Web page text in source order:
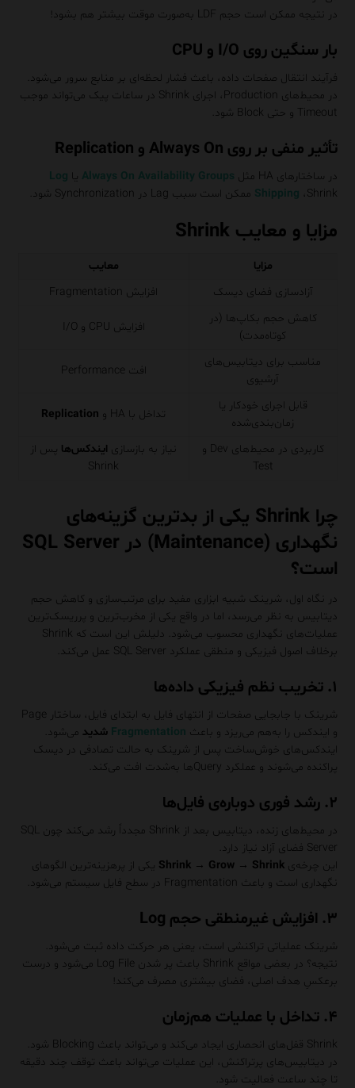
در نتیجه ممکن است حجم LDF به‌صورت موقت بیشتر هم بشود!
بار سنگین روی I/O و CPU
فرآیند انتقال صفحات داده، باعث فشار لحظه‌ای بر منابع سرور می‌شود.
در محیط‌های Production، اجرای Shrink در ساعات پیک می‌تواند موجب
Timeout و حتی Block شود.
تأثیر منفی بر روی Always On و Replication
در ساختارهای HA مثل Always On Availability Groups یا Log
Shipping ،Shrink ممکن است سبب Lag در Synchronization شود.
مزایا و معایب Shrink
مزایا
معایب
آزادسازی فضای دیسک
افزایش Fragmentation
کاهش حجم بکاپ‌ها (در
کوتاه‌مدت)
افزایش CPU و I/O
مناسب برای دیتابیس‌های
آرشیوی
افت Performance
قابل اجرای خودکار یا
زمان‌بندی‌شده
تداخل با HA و Replication
کاربردی در محیط‌های Dev و
Test
نیاز به بازسازی ایندکس‌ها پس از
Shrink
چرا Shrink یکی از بدترین گزینه‌های
نگهداری (Maintenance) در SQL Server
است؟
در نگاه اول، شرینک شبیه ابزاری مفید برای مرتب‌سازی و کاهش حجم
دیتابیس به نظر می‌رسد، اما در واقع یکی از مخرب‌ترین و پرریسک‌ترین
عملیات‌های نگهداری محسوب می‌شود. دلیلش این است که Shrink
برخلاف اصول فیزیکی و منطقی عملکرد SQL Server عمل می‌کند.
۱. تخریب نظم فیزیکی داده‌ها
شرینک با جابجایی صفحات از انتهای فایل به ابتدای فایل، ساختار Page
و ایندکس را به‌هم می‌ریزد و باعث Fragmentation شدید می‌شود.
ایندکس‌های خوش‌ساخت پس از شرینک به حالت تصادفی در دیسک
پراکنده می‌شوند و عملکرد Queryها به‌شدت افت می‌کند.
۲. رشد فوری دوباره‌ی فایل‌ها
در محیط‌های زنده، دیتابیس بعد از Shrink مجدداً رشد می‌کند چون SQL
Server فضای آزاد نیاز دارد.
این چرخه‌یShrink → Grow → Shrink یکی از پرهزینه‌ترین الگوهای
نگهداری است و باعث Fragmentation در سطح فایل سیستم می‌شود.
۳. افزایش غیرمنطقی حجم Log
شرینک عملیاتی تراکنشی است، یعنی هر حرکت داده ثبت می‌شود.
نتیجه؟ در بعضی مواقع Shrink باعث پر شدن Log File می‌شود و درست
برعکسِ هدف اصلی، فضای بیشتری مصرف می‌کند!
۴. تداخل با عملیات هم‌زمان
Shrink قفل‌های انحصاری ایجاد می‌کند و می‌تواند باعث Blocking شود.
در دیتابیس‌های پرتراکنش، این عملیات می‌تواند باعث توقف چند دقیقه
تا چند ساعت فعالیت شود.